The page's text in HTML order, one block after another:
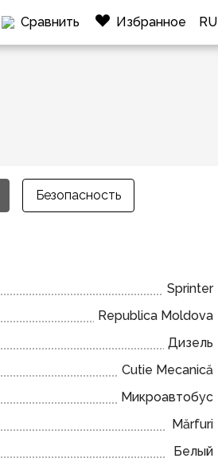
Сравнить Избранное RU
Безопасность
Sprinter
Republica Moldova
Дизель
Cutie Mecanică
Микроавтобус
Mărfuri
Белый